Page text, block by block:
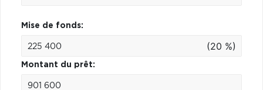
Mise de fonds:
(20 %)
Montant du prêt: